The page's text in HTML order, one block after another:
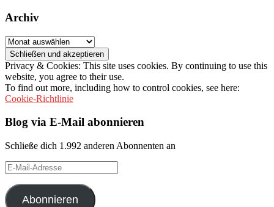
Archiv
Archiv
Privacy & Cookies: This site uses cookies. By continuing to use this
website, you agree to their use.
To find out more, including how to control cookies, see here:
Cookie-Richtlinie
Blog via E-Mail abonnieren
Schließe dich 1.992 anderen Abonnenten an
E-
Mail-
Adresse
Abonnieren